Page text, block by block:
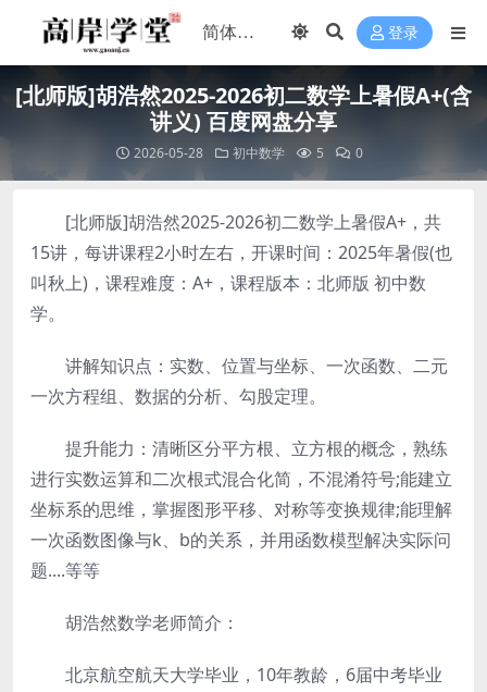
登录
[北师版]胡浩然2025-2026初二数学上暑假A+(含
讲义) 百度网盘分享
2026-05-28 初中数学 5 0
[北师版]胡浩然2025-2026初二数学上暑假A+，共
15讲，每讲课程2小时左右，开课时间：2025年暑假(也
叫秋上)，课程难度：A+，课程版本：北师版 初中数
学。
讲解知识点：实数、位置与坐标、一次函数、二元
一次方程组、数据的分析、勾股定理。
提升能力：清晰区分平方根、立方根的概念，熟练
进行实数运算和二次根式混合化简，不混淆符号;能建立
坐标系的思维，掌握图形平移、对称等变换规律;能理解
一次函数图像与k、b的关系，并用函数模型解决实际问
题....等等
胡浩然数学老师简介：
北京航空航天大学毕业，10年教龄，6届中考毕业